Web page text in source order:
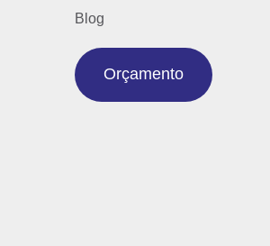
Blog
Orçamento